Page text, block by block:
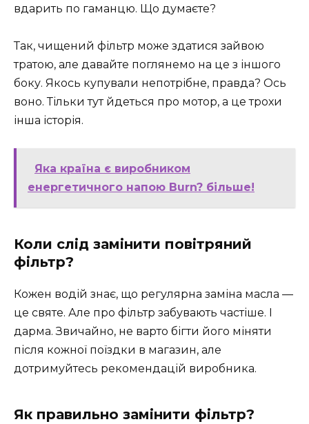
вдарить по гаманцю. Що думаєте?
Так, чищений фільтр може здатися зайвою
тратою, але давайте поглянемо на це з іншого
боку. Якось купували непотрібне, правда? Ось
воно. Тільки тут йдеться про мотор, а це трохи
інша історія.
Яка країна є виробником
енергетичного напою Burn? більше!
Коли слід замінити повітряний
фільтр?
Кожен водій знає, що регулярна заміна масла —
це святе. Але про фільтр забувають частіше. І
дарма. Звичайно, не варто бігти його міняти
після кожної поїздки в магазин, але
дотримуйтесь рекомендацій виробника.
Як правильно замінити фільтр?